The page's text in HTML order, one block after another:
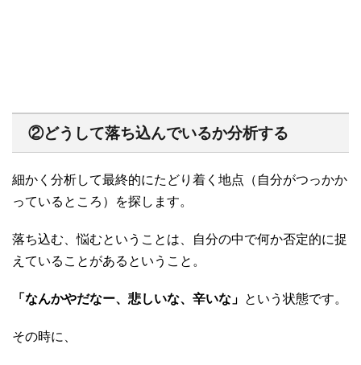
②どうして落ち込んでいるか分析する
細かく分析して最終的にたどり着く地点（自分がつっかか
っているところ）を探します。
落ち込む、悩むということは、自分の中で何か否定的に捉
えていることがあるということ。
「なんかやだなー、悲しいな、辛いな」 という状態です。
その時に、